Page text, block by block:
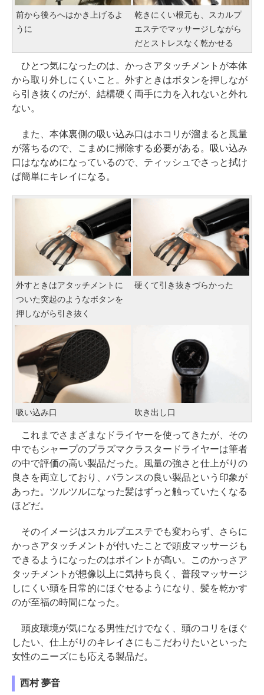
前から後ろへはかき上げるよ
うに
乾きにくい根元も、スカルプ
エステでマッサージしながら
だとストレスなく乾かせる
ひとつ気になったのは、かっさアタッチメントが本体
から取り外しにくいこと。外すときはボタンを押しなが
ら引き抜くのだが、結構硬く両手に力を入れないと外れ
ない。
また、本体裏側の吸い込み口はホコリが溜まると風量
が落ちるので、こまめに掃除する必要がある。吸い込み
口はななめになっているので、ティッシュでさっと拭け
ば簡単にキレイになる。
外すときはアタッチメントに
ついた突起のようなボタンを
押しながら引き抜く
硬くて引き抜きづらかった
吸い込み口 吹き出し口
これまでさまざまなドライヤーを使ってきたが、その
中でもシャープのプラズマクラスタードライヤーは筆者
の中で評価の高い製品だった。風量の強さと仕上がりの
良さを両立しており、バランスの良い製品という印象が
あった。ツルツルになった髪はずっと触っていたくなる
ほどだ。
そのイメージはスカルプエステでも変わらず、さらに
かっさアタッチメントが付いたことで頭皮マッサージも
できるようになったのはポイントが高い。このかっさア
タッチメントが想像以上に気持ち良く、普段マッサージ
しにくい頭を日常的にほぐせるようになり、髪を乾かす
のが至福の時間になった。
頭皮環境が気になる男性だけでなく、頭のコリをほぐ
したい、仕上がりのキレイさにもこだわりたいといった
女性のニーズにも応える製品だ。
西村 夢音